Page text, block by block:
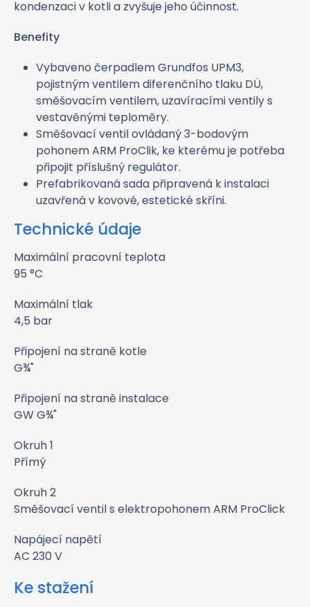
kondenzaci v kotli a zvyšuje jeho účinnost.
Benefity
Vybaveno čerpadlem Grundfos UPM3,
pojistným ventilem diferenčního tlaku DÜ,
směšovacím ventilem, uzavíracími ventily s
vestavěnými teploměry.
Směšovací ventil ovládaný 3-bodovým
pohonem ARM ProClik, ke kterému je potřeba
připojit příslušný regulátor.
Prefabrikovaná sada připravená k instalaci
uzavřená v kovové, estetické skříni.
Technické údaje
Maximální pracovní teplota
95 °C
Maximální tlak
4,5 bar
Připojení na straně kotle
G¾"
Připojení na straně instalace
GW G¾"
Okruh 1
Přímý
Okruh 2
Směšovací ventil s elektropohonem ARM ProClick
Napájecí napětí
AC 230 V
Ke stažení